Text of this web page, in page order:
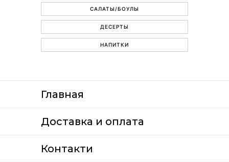
САЛАТЫ/БОУЛЫ
ДЕСЕРТЫ
НАПИТКИ
Главная
Доставка и оплата
Контакти